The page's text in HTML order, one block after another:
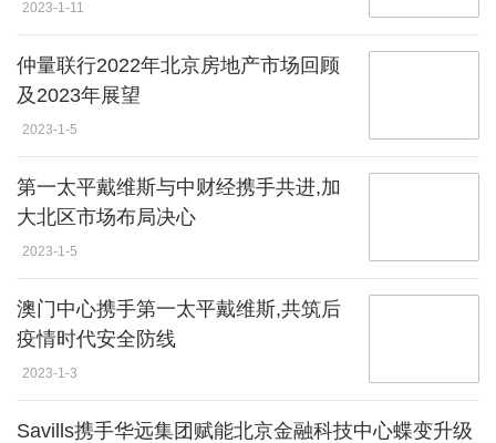
2023-1-11
仲量联行2022年北京房地产市场回顾
及2023年展望
2023-1-5
第一太平戴维斯与中财经携手共进,加
大北区市场布局决心
2023-1-5
澳门中心携手第一太平戴维斯,共筑后
疫情时代安全防线
2023-1-3
Savills携手华远集团赋能北京金融科技中心蝶变升级